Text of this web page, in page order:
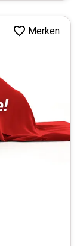
Merken